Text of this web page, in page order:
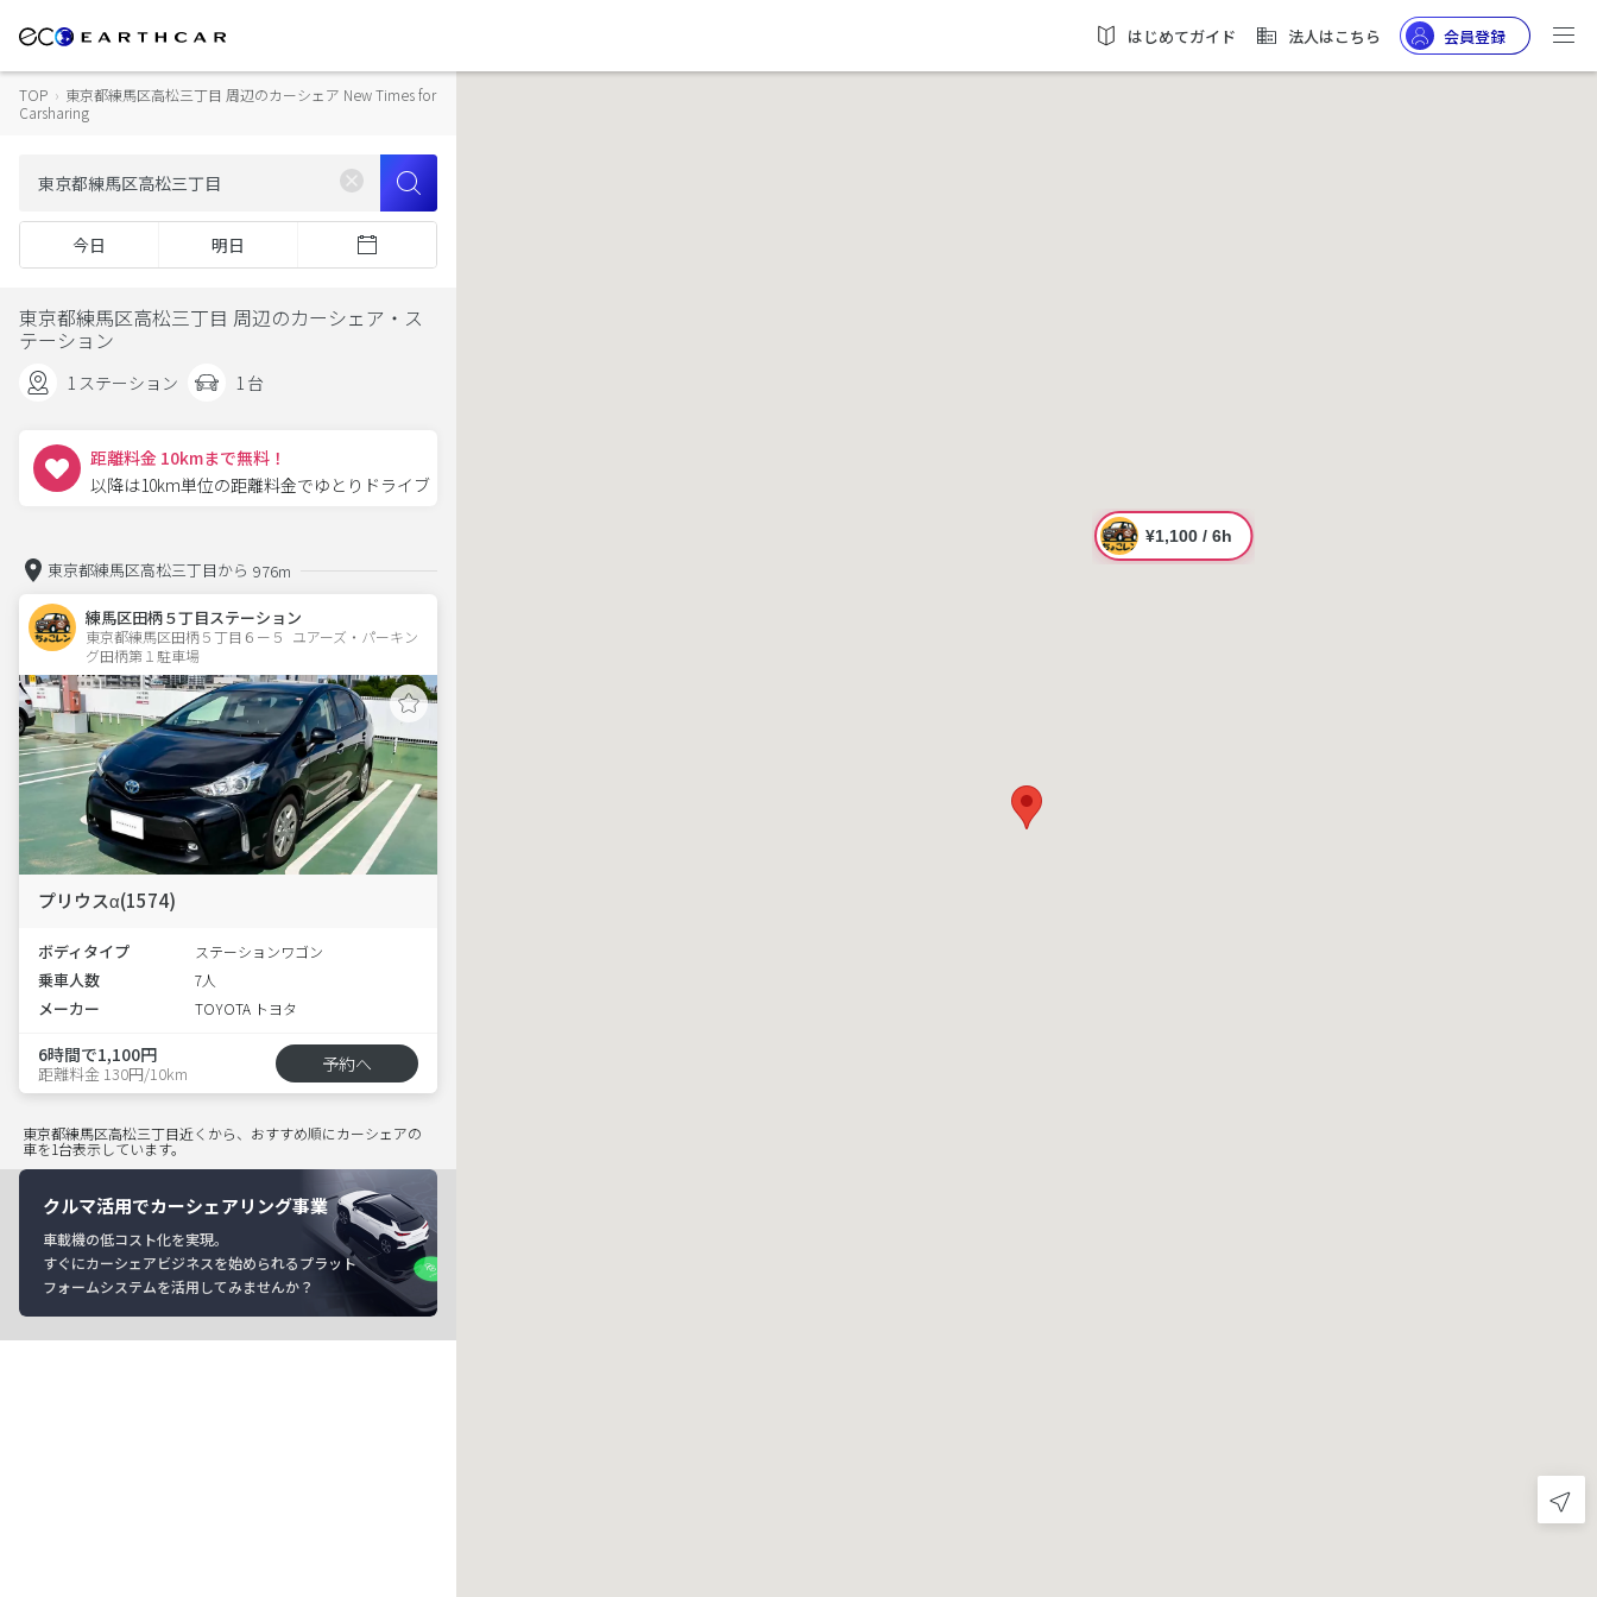
はじめてガイド 法人はこちら 会員登録
TOP › 東京都練馬区高松三丁目 周辺のカーシェア New Times for
Carsharing
今日 明日
東京都練馬区高松三丁目 周辺のカーシェア・ス
テーション
1 ステーション 1 台
距離料金 10kmまで無料！
以降は10km単位の距離料金でゆとりドライブ
東京都練馬区高松三丁目から 976m
練馬区田柄５丁目ステーション
東京都練馬区田柄５丁目６ー５  ユアーズ・パーキン
グ田柄第１駐車場
プリウスα(1574)
ボディタイプ ステーションワゴン
乗車人数 7人
メーカー TOYOTA トヨタ
6時間で1,100円
距離料金 130円/10km 予約へ
東京都練馬区高松三丁目近くから、おすすめ順にカーシェアの
車を1台表示しています。
クルマ活用でカーシェアリング事業
車載機の低コスト化を実現。
すぐにカーシェアビジネスを始められるプラット
フォームシステムを活用してみませんか？